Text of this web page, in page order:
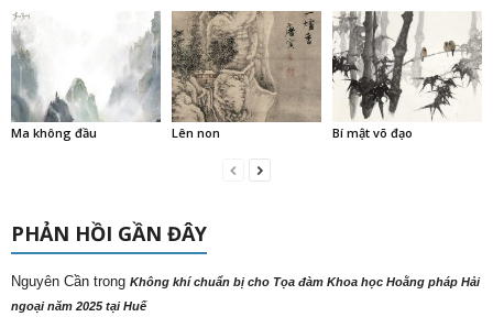
Ma không đầu Lên non Bí mật võ đạo
PHẢN HỒI GẦN ĐÂY
Nguyên Cần trong Không khí chuẩn bị cho Tọa đàm Khoa học Hoằng pháp Hải
ngoại năm 2025 tại Huế